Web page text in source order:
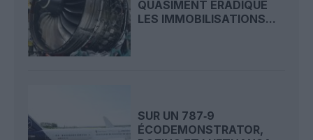
QUASIMENT ÉRADIQUÉ
LES IMMOBILISATIONS...
SUR UN 787‑9
ÉCODEMONSTRATOR,